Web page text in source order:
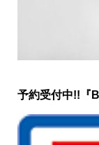
予約受付中!!『